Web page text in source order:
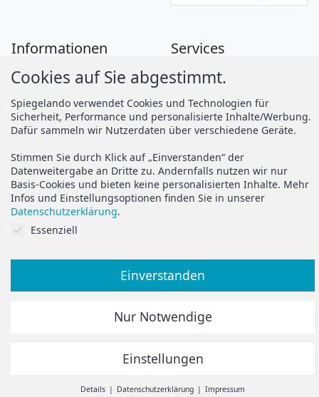
Informationen
Zahlung
Versand
AGB
Vertrag widerrufen
Datenschutz
Impressum
Services
Montageanleitungen
Spiegelando Magazin
Support
Brauchen Sie Hilfe oder
haben Sie Fragen?
Die durchgestrichenen Preise entsprechen dem bisherigen
© Spiegelando 2024
Withdraw from contract
Cookies auf Sie abgestimmt.
Spiegelando verwendet Cookies und Technologien für
Sicherheit, Performance und personalisierte Inhalte/Werbung.
Dafür sammeln wir Nutzerdaten über verschiedene Geräte.
Stimmen Sie durch Klick auf „Einverstanden“ der
Datenweitergabe an Dritte zu. Andernfalls nutzen wir nur
Basis-Cookies und bieten keine personalisierten Inhalte. Mehr
Infos und Einstellungsoptionen finden Sie in unserer
Datenschutzerklärung.
Cookies auf Sie abgestimmt.
Essenziell
Einverstanden
Nur Notwendige
Einstellungen
Details Datenschutzerklärung Impressum